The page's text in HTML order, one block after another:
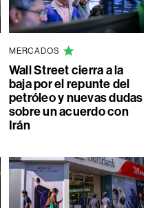
MERCADOS
Wall Street cierra a la
baja por el repunte del
petróleo y nuevas dudas
sobre un acuerdo con
Irán